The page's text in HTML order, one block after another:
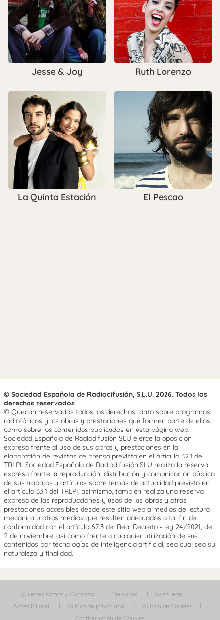
Jesse & Joy Ruth Lorenzo
La Quinta Estación El Pescao
© Sociedad Española de Radiodifusión, S.L.U. 2026. Todos los
derechos reservados
© Quedan reservados todos los derechos tanto sobre programas
radiofónicos y las obras y prestaciones que formen parte de ellos,
como sobre los contenidos publicados en esta página web.
Sociedad Española de Radiodifusión SLU ejerce la oposición
expresa frente al uso de sus obras y prestaciones en la
elaboración de revistas de prensa prevista en el artículo 32.1 del
TRLPI. Sociedad Española de Radiodifusión SLU realiza la reserva
expresa frente la reproducción, distribución y comunicación pública
de sus trabajos y artículos sobre temas de actualidad prevista en
el artículo 33.1 del TRLPI, asimismo, también realiza una reserva
expresa de las reproducciones y usos de las obras y otras
prestaciones accesibles desde este sitio web a medios de lectura
mecánica u otros medios que resulten adecuados a tal fin de
conformidad con el artículo 67.3 del Real Decreto - ley 24/2021, de
2 de noviembre, así como frente a cualquier utilización de sus
contenidos por tecnologías de inteligencia artificial, sea cual sea su
naturaleza y finalidad.
Quiénes somos / Contacta Emisoras
Aviso legal
Accesibilidad
Política de privacidad
Política de Cookies
Configuración de Cookies